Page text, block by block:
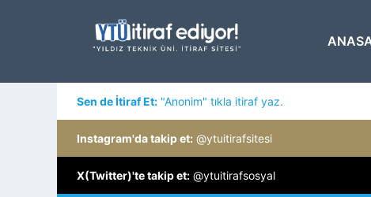
Sen de İtiraf Et: "Anonim" tıkla itiraf yaz.
Instagram'da takip et: @ytuitirafsitesi
X(Twitter)'te takip et: @ytuitirafsosyal